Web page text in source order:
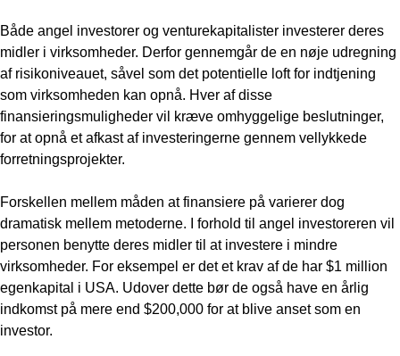
Både angel investorer og venturekapitalister investerer deres
midler i virksomheder. Derfor gennemgår de en nøje udregning
af risikoniveauet, såvel som det potentielle loft for indtjening
som virksomheden kan opnå. Hver af disse
finansieringsmuligheder vil kræve omhyggelige beslutninger,
for at opnå et afkast af investeringerne gennem vellykkede
forretningsprojekter.
Forskellen mellem måden at finansiere på varierer dog
dramatisk mellem metoderne. I forhold til angel investoreren vil
personen benytte deres midler til at investere i mindre
virksomheder. For eksempel er det et krav af de har $1 million
egenkapital i USA. Udover dette bør de også have en årlig
indkomst på mere end $200,000 for at blive anset som en
investor.